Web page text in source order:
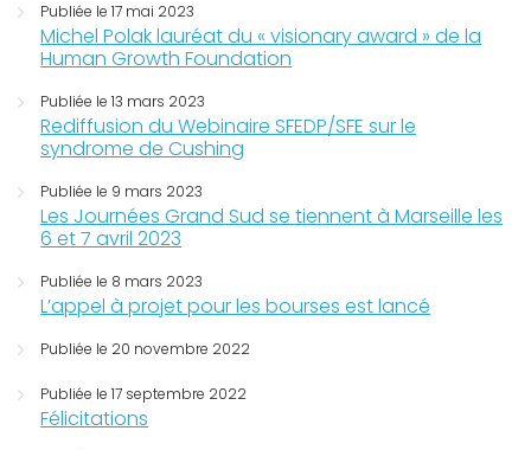
Publiée le 17 mai 2023
Michel Polak lauréat du « visionary award » de la
Human Growth Foundation
Publiée le 13 mars 2023
Rediffusion du Webinaire SFEDP/SFE sur le
syndrome de Cushing
Publiée le 9 mars 2023
Les Journées Grand Sud se tiennent à Marseille les
6 et 7 avril 2023
Publiée le 8 mars 2023
L’appel à projet pour les bourses est lancé
Publiée le 20 novembre 2022
Publiée le 17 septembre 2022
Félicitations